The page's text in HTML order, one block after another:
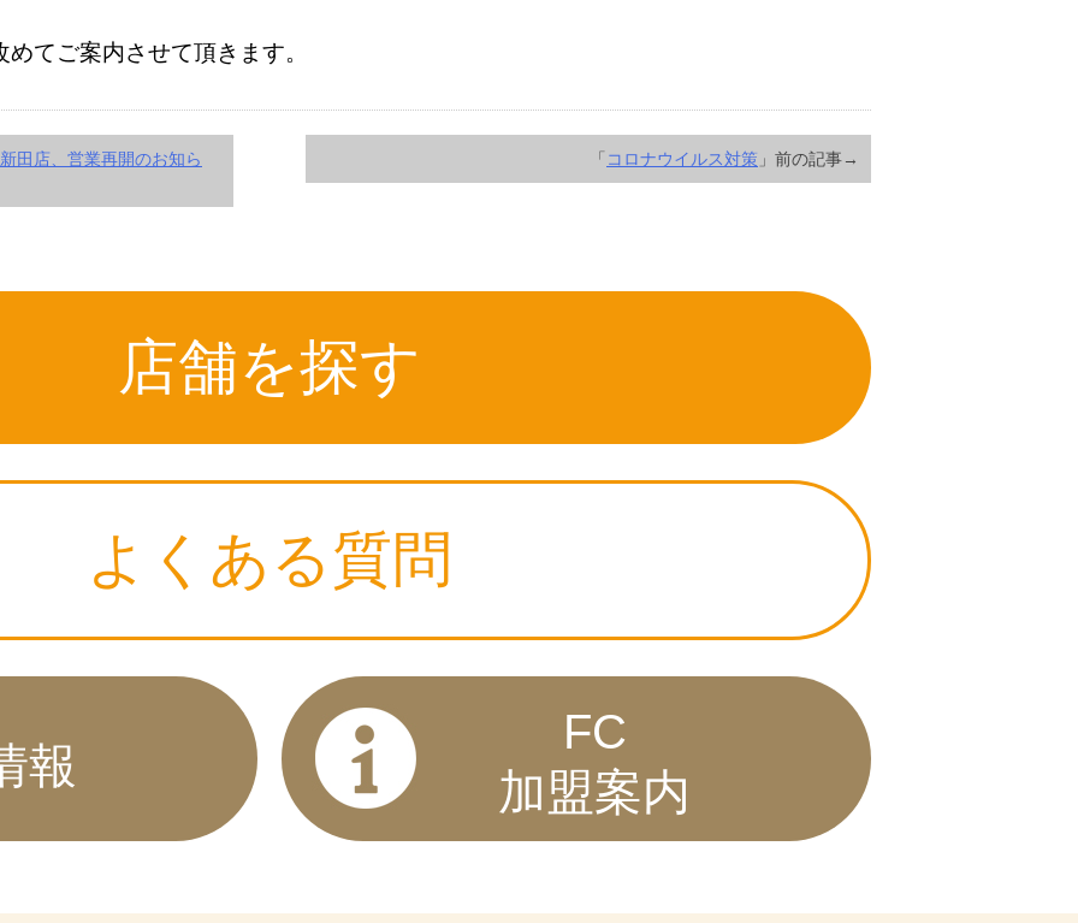
てご案内させて頂きます。
「 コロナウイルス対策 」前の記事→
田店、営業再開のお知ら
店舗を探す
よくある質問
報
FC
加盟案内